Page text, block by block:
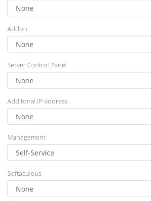
Addon
Server Control Panel
Additonal IP-address
Management
Softaculous